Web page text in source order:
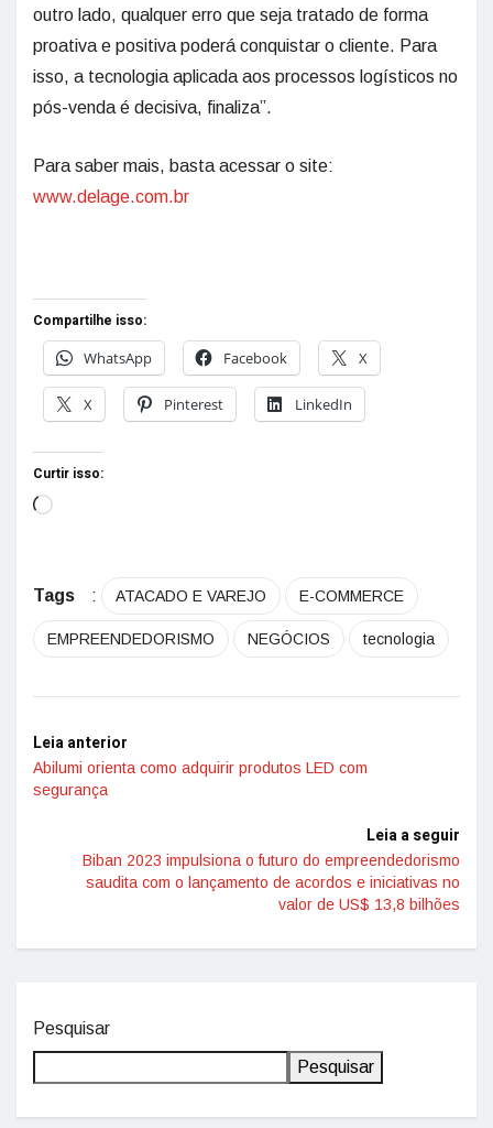
outro lado, qualquer erro que seja tratado de forma
proativa e positiva poderá conquistar o cliente. Para
isso, a tecnologia aplicada aos processos logísticos no
pós-venda é decisiva, finaliza”.
Para saber mais, basta acessar o site:
www.delage.com.br
Compartilhe isso:
WhatsApp
Facebook X
X Pinterest LinkedIn
Curtir isso:
Tags : ATACADO E VAREJO E-COMMERCE
EMPREENDEDORISMO NEGÓCIOS tecnologia
Leia anterior
Abilumi orienta como adquirir produtos LED com
segurança
Leia a seguir
Biban 2023 impulsiona o futuro do empreendedorismo
saudita com o lançamento de acordos e iniciativas no
valor de US$ 13,8 bilhões
Pesquisar
Pesquisar